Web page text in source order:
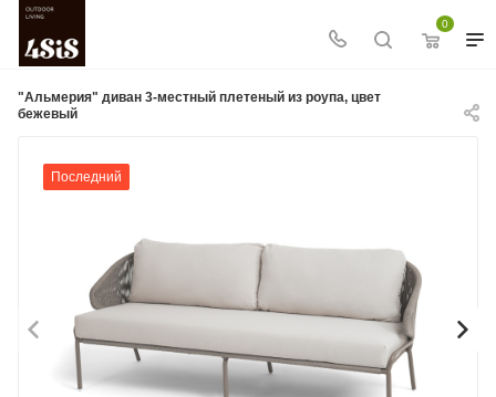
0
"Альмерия" диван 3-местный плетеный из роупа, цвет
бежевый
Последний